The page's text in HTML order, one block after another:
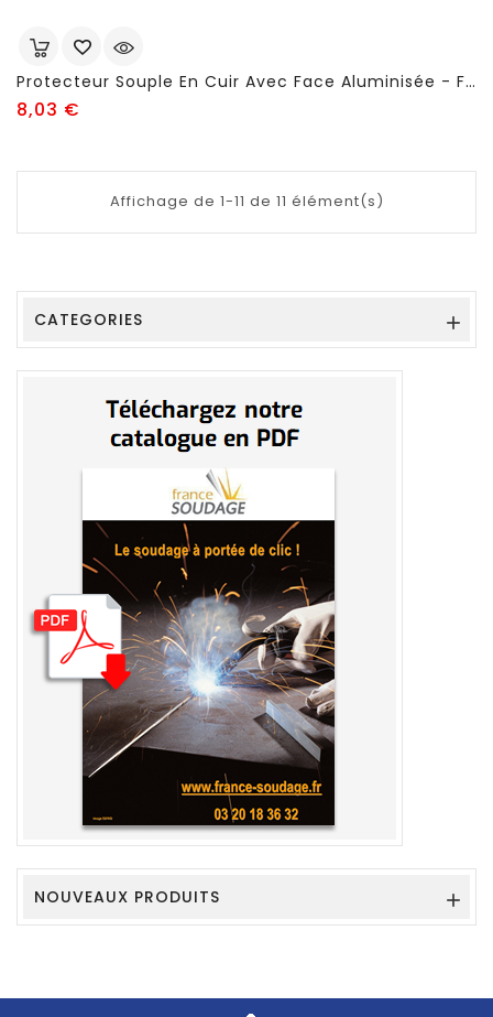
Protecteur Souple En Cuir Avec Face Aluminisée - FSC79
8,03 €
Affichage de 1-11 de 11 élément(s)
CATEGORIES 
NOUVEAUX PRODUITS 